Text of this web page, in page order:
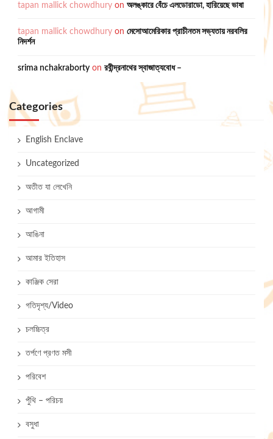
tapan mallick chowdhury on অলঙ্কারে বেঁচে এলডোরাডো, হারিয়েছে ভাষা
tapan mallick chowdhury on মেসোআমেরিকার প্রাচীনতম সভ্যতায় নরবলির
নিদর্শন
srima nchakraborty on রবীন্দ্রনাথের স্বাজাত্যবোধ –
Categories
English Enclave
Uncategorized
অতীত যা লেখেনি
আগামী
আঙিনা
আমার ইতিহাস
কাঞ্জিক সেরা
গতিদৃশ্য/Video
চলচ্চিত্র
তর্পণে প্রণত মসী
পরিবেশ
পুঁথি – পরিচয়
বসুধা